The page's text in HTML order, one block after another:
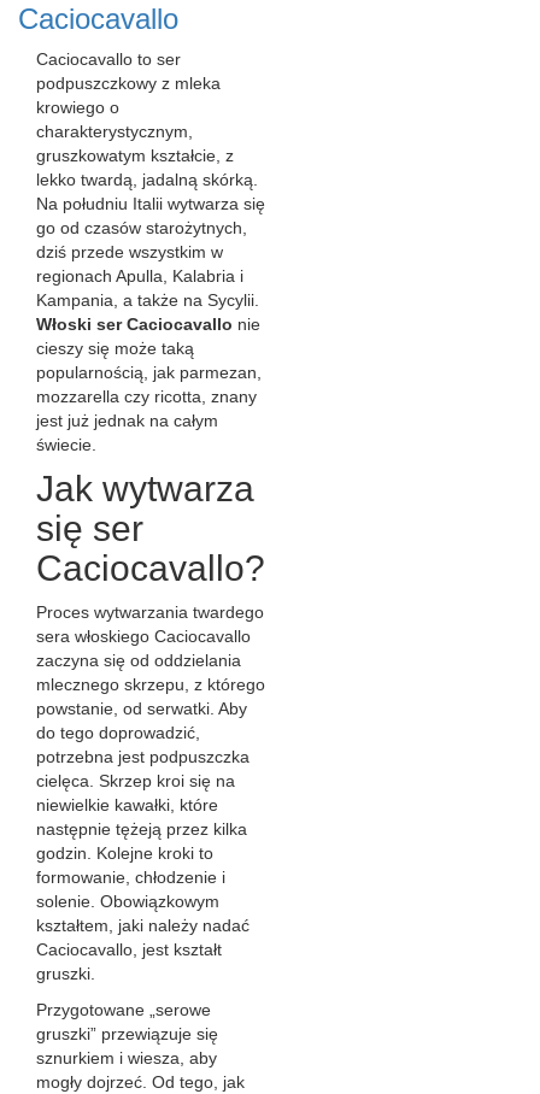
Caciocavallo
Caciocavallo to ser
podpuszczkowy z mleka
krowiego o
charakterystycznym,
gruszkowatym kształcie, z
lekko twardą, jadalną skórką.
Na południu Italii wytwarza się
go od czasów starożytnych,
dziś przede wszystkim w
regionach Apulla, Kalabria i
Kampania, a także na Sycylii.
Włoski ser Caciocavallo nie
cieszy się może taką
popularnością, jak parmezan,
mozzarella czy ricotta, znany
jest już jednak na całym
świecie.
Jak wytwarza
się ser
Caciocavallo?
Proces wytwarzania twardego
sera włoskiego Caciocavallo
zaczyna się od oddzielania
mlecznego skrzepu, z którego
powstanie, od serwatki. Aby
do tego doprowadzić,
potrzebna jest podpuszczka
cielęca. Skrzep kroi się na
niewielkie kawałki, które
następnie tężeją przez kilka
godzin. Kolejne kroki to
formowanie, chłodzenie i
solenie. Obowiązkowym
kształtem, jaki należy nadać
Caciocavallo, jest kształt
gruszki.
Przygotowane „serowe
gruszki” przewiązuje się
sznurkiem i wiesza, aby
mogły dojrzeć. Od tego, jak